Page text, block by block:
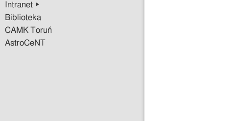
Intranet ▸
Biblioteka
CAMK Toruń
AstroCeNT